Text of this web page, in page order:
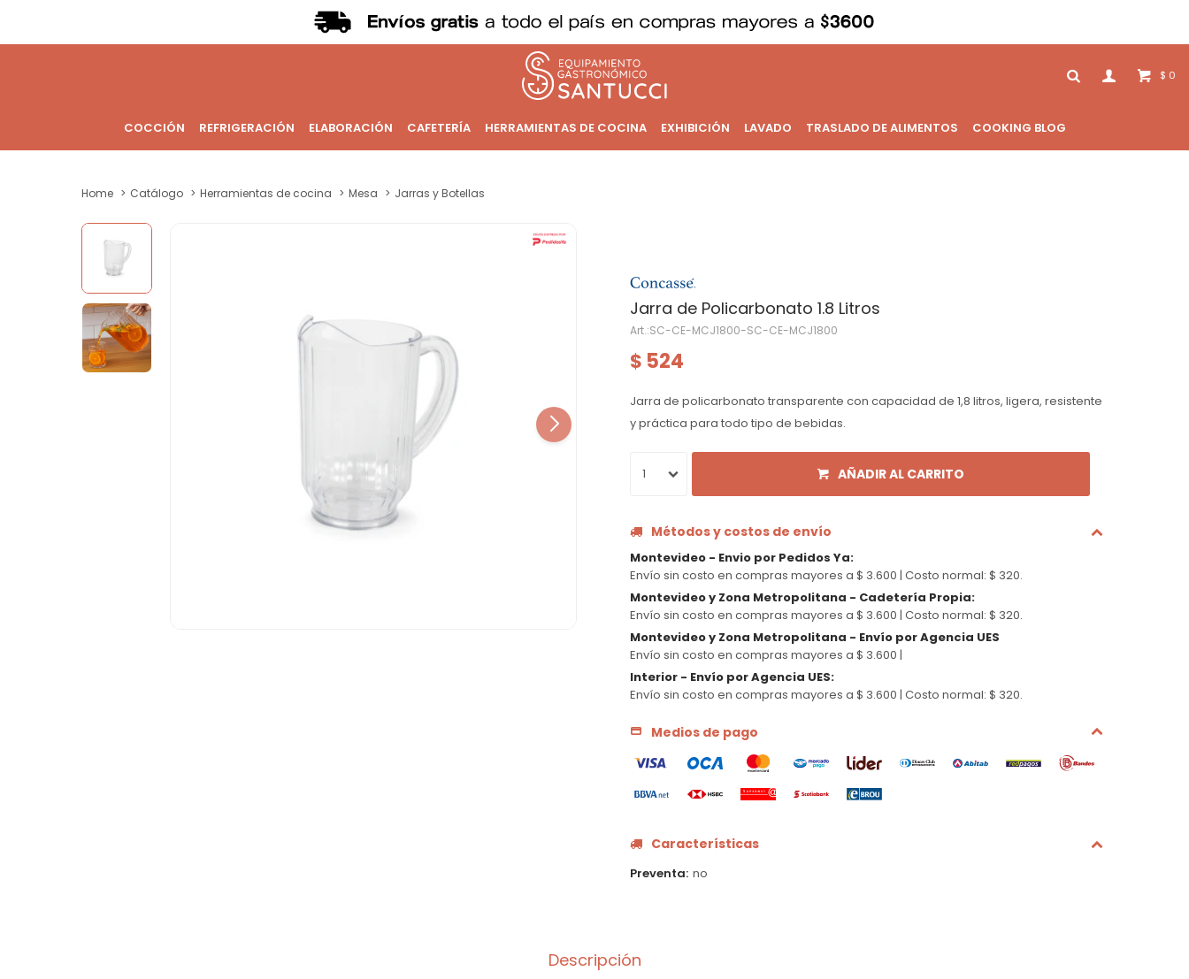
COCCIÓN REFRIGERACIÓN ELABORACIÓN CAFETERÍA HERRAMIENTAS DE COCINA EXHIBICIÓN LAVADO TRASLADO DE ALIMENTOS COOKING BLOG
$ 0
Home Catálogo Herramientas de cocina Mesa Jarras y Botellas
Jarra de Policarbonato 1.8 Litros
SC-CE-MCJ1800-SC-CE-MCJ1800
$ 524
Jarra de policarbonato transparente con capacidad de 1,8 litros, ligera, resistente
y práctica para todo tipo de bebidas.
1 AÑADIR AL CARRITO
Métodos y costos de envío
Montevideo - Envio por Pedidos Ya:
Envío sin costo en compras mayores a $ 3.600 | Costo normal: $ 320.
Montevideo y Zona Metropolitana - Cadetería Propia:
Envío sin costo en compras mayores a $ 3.600 | Costo normal: $ 320.
Montevideo y Zona Metropolitana - Envío por Agencia UES
Envío sin costo en compras mayores a $ 3.600 |
Interior - Envío por Agencia UES:
Envío sin costo en compras mayores a $ 3.600 | Costo normal: $ 320.
Medios de pago
Características
Preventa no
Descripción